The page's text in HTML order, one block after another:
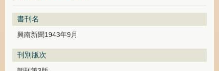
書刊名
興南新聞1943年9月
刊別版次